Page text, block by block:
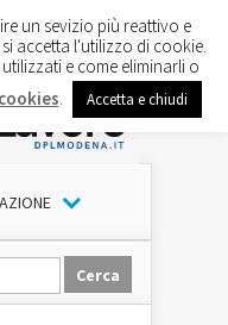
un sevizio più reattivo e
accetta l'utilizzo di cookie.
e come eliminarli o
Accetta e chiudi